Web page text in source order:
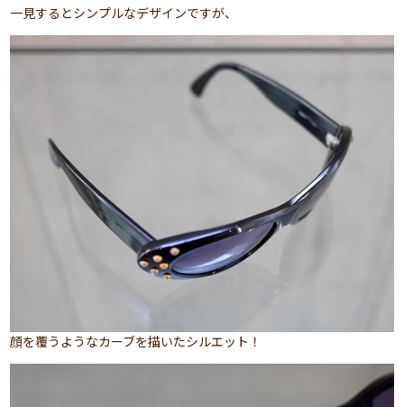
一見するとシンプルなデザインですが、
顔を覆うようなカーブを描いたシルエット！